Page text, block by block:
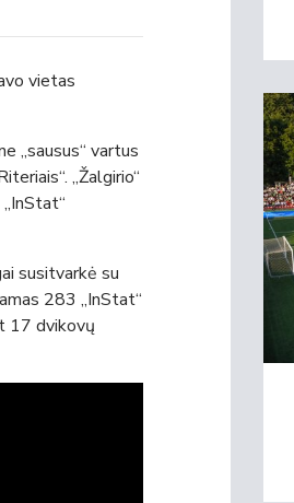
vietas
„sausus“ vartus
„Žalgirio“
susitvarkė su
283 „InStat“
17 dvikovų